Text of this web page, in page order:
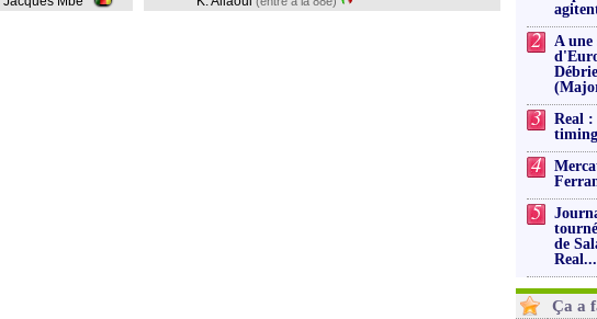
2
A une
3
Real
4
5
de
Real...
Ça a